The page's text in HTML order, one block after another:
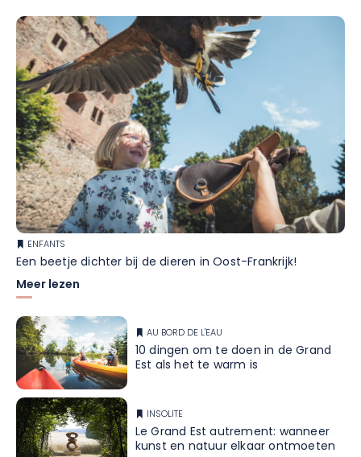
ENFANTS
Een beetje dichter bij de dieren in Oost-Frankrijk!
Meer lezen
AU BORD DE L'EAU
10 dingen om te doen in de Grand
Est als het te warm is
INSOLITE
Le Grand Est autrement: wanneer
kunst en natuur elkaar ontmoeten